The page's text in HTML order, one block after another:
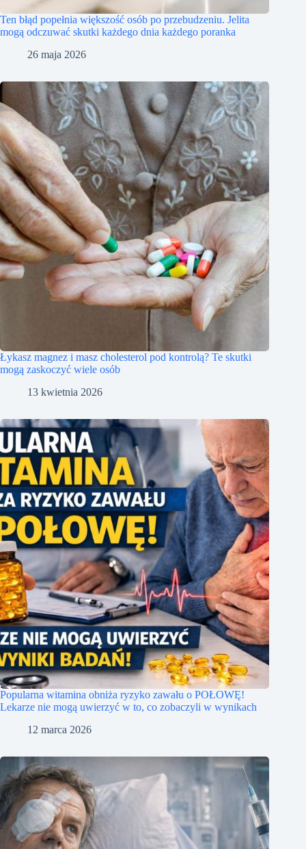
Ten błąd popełnia większość osób po przebudzeniu. Jelita
mogą odczuwać skutki każdego dnia każdego poranka
26 maja 2026
Łykasz magnez i masz cholesterol pod kontrolą? Te skutki
mogą zaskoczyć wiele osób
13 kwietnia 2026
Popularna witamina obniża ryzyko zawału o POŁOWĘ!
Lekarze nie mogą uwierzyć w to, co zobaczyli w wynikach
12 marca 2026